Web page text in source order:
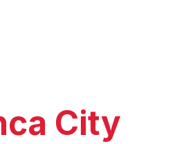
City